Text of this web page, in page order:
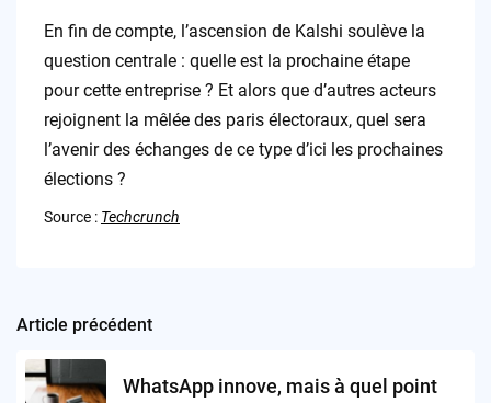
En fin de compte, l’ascension de Kalshi soulève la
question centrale : quelle est la prochaine étape
pour cette entreprise ? Et alors que d’autres acteurs
rejoignent la mêlée des paris électoraux, quel sera
l’avenir des échanges de ce type d’ici les prochaines
élections ?
Source : Techcrunch
Post
navigation
Article précédent
WhatsApp innove, mais à quel point